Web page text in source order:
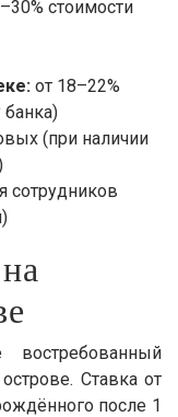
стоимости
от 18–22%
банка)
(при наличии
сотрудников
Ставка от
после 1